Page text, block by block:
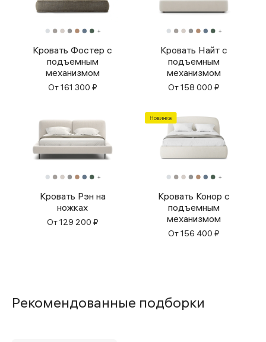
Кровать Фостер с
подъемным
механизмом
От161 300 ₽
Кровать Найт с
подъемным
механизмом
От158 000 ₽
Кровать Рэн на
ножках
От129 200 ₽
Кровать Конор с
подъемным
механизмом
От156 400 ₽
Рекомендованные подборки